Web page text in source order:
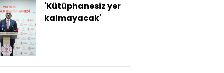
'Kütüphanesiz yer
kalmayacak'